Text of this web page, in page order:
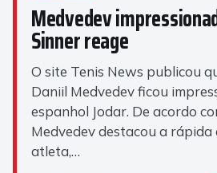
Medvedev
Sinner reage
O site Tenis News publicou
Daniil Medvedev ficou
espanhol Jodar. De acordo
Medvedev destacou a rápida
atleta,…